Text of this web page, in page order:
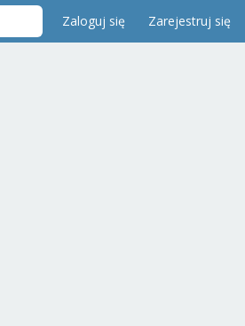
Zaloguj się Zarejestruj się